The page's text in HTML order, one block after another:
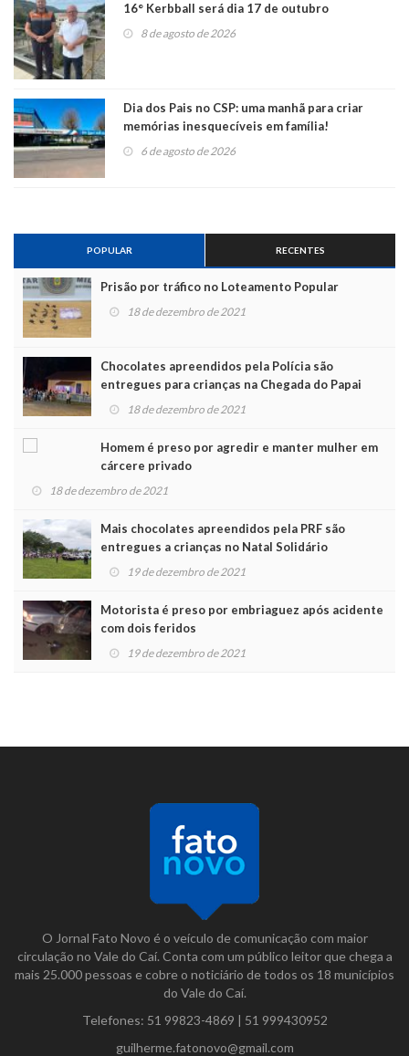
16° Kerbball será dia 17 de outubro
8 de agosto de 2026
Dia dos Pais no CSP: uma manhã para criar
memórias inesquecíveis em família!
6 de agosto de 2026
POPULAR RECENTES
Prisão por tráfico no Loteamento Popular
18 de dezembro de 2021
Chocolates apreendidos pela Polícia são
entregues para crianças na Chegada do Papai
Noel
18 de dezembro de 2021
Homem é preso por agredir e manter mulher em
cárcere privado
18 de dezembro de 2021
Mais chocolates apreendidos pela PRF são
entregues a crianças no Natal Solidário
19 de dezembro de 2021
Motorista é preso por embriaguez após acidente
com dois feridos
19 de dezembro de 2021
O Jornal Fato Novo é o veículo de comunicação com maior
circulação no Vale do Caí. Conta com um público leitor que chega a
mais 25.000 pessoas e cobre o noticiário de todos os 18 municípios
do Vale do Caí.
Telefones: 51 99823-4869 | 51 999430952
guilherme.fatonovo@gmail.com